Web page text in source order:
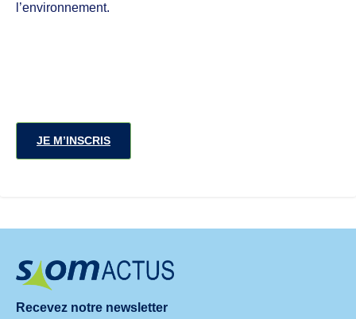
l’environnement.
JE M’INSCRIS
Recevez notre newsletter